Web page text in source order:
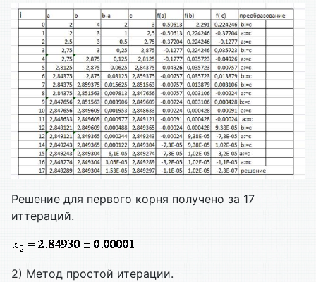
Решение для первого корня получено за 17
иттераций.
2) Метод простой итерации.